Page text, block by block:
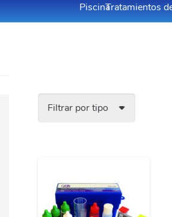
PiscinaTratamientos
Filtrar por tipo